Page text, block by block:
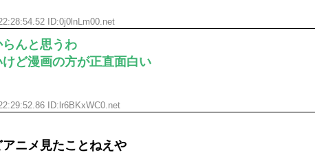
ID:0j0lnLm00.net
んと思うわ
ど漫画の方が正直面白い
ID:lr6BKxWC0.net
ニメ見たことねえや